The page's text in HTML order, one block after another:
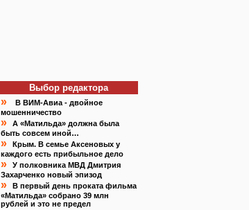
Выбор редактора
»
В ВИМ-Авиа - двойное
мошенничество
»
А «Матильда» должна была
быть совсем иной…
»
Крым. В семье Аксеновых у
каждого есть прибыльное дело
»
У полковника МВД Дмитрия
Захарченко новый эпизод
»
В первый день проката фильма
«Матильда» собрано 39 млн
рублей и это не предел